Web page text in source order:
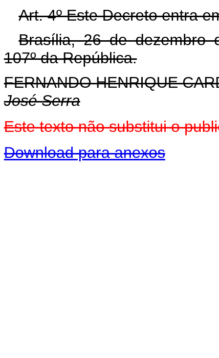
Art. 4º Este Decreto entra
Brasília, 26 de dezembro
107º da República.
FERNANDO HENRIQUE
José Serra
Este texto não substitui o
Download para anexos